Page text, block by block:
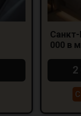
Санкт-
000 в
2